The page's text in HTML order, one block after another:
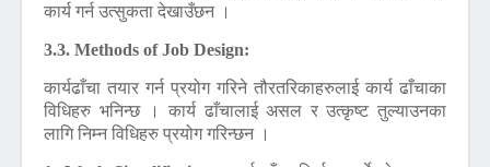
कार्य गर्न उत्सुकता देखाउँछन ।
3.3. Methods of Job Design:
कार्यढाँचा तयार गर्न प्रयोग गरिने तौरतरिकाहरुलाई कार्य ढाँचाका
विधिहरु भनिन्छ । कार्य ढाँचालाई असल र उत्कृष्ट तुल्याउनका
लागि निम्न विधिहरु प्रयोग गरिन्छन ।